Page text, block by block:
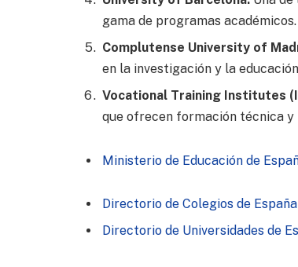
gama de programas académicos.
Complutense University of
en la investigación y la
Vocational Training Institutes
que ofrecen formación técnica
Ministerio de Educación de
Directorio de Colegios de España
Directorio de Universidades de